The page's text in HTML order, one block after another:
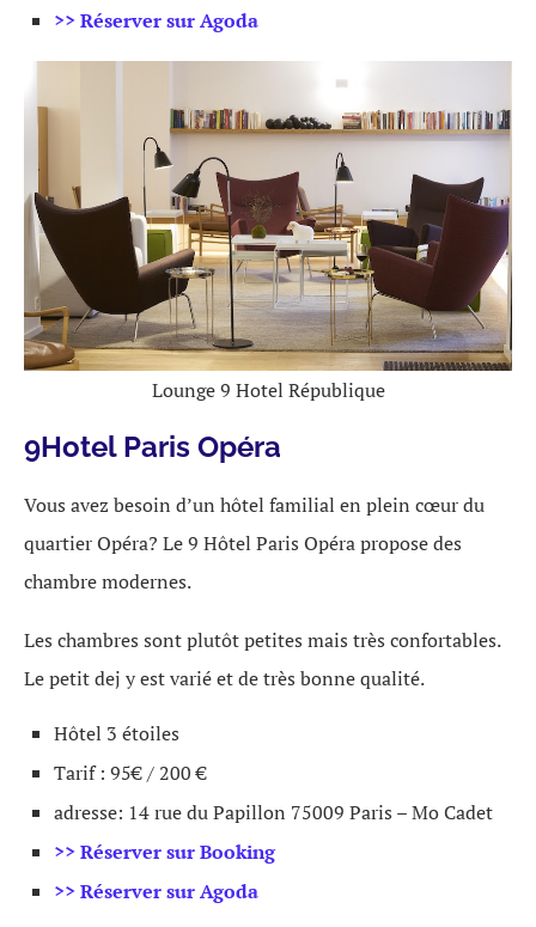
>> Réserver sur Agoda
Lounge 9 Hotel République
9Hotel Paris Opéra
Vous avez besoin d’un hôtel familial en plein cœur du
quartier Opéra? Le 9 Hôtel Paris Opéra propose des
chambre modernes.
Les chambres sont plutôt petites mais très confortables.
Le petit dej y est varié et de très bonne qualité.
Hôtel 3 étoiles
Tarif : 95€ / 200 €
adresse: 14 rue du Papillon 75009 Paris – Mo Cadet
>> Réserver sur Booking
>> Réserver sur Agoda